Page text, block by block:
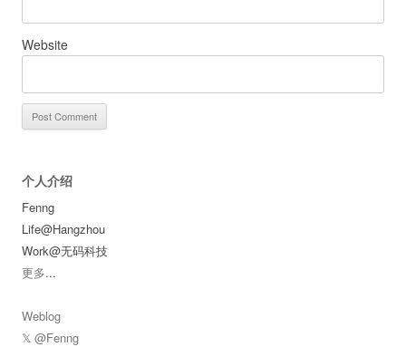
Website
个人介绍
Fenng
Life@Hangzhou
Work@无码科技
更多...
Weblog
𝕏 @Fenng